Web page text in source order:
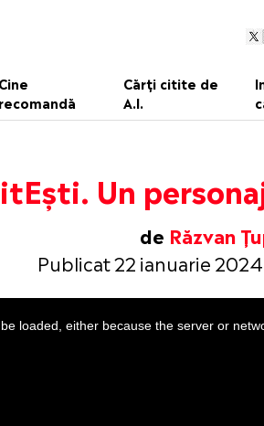
Cine
recomandă
Cărți citite de
A.I.
Un
de Răzvan
Publicat 22 ianuarie 2024
loaded, either because the server or